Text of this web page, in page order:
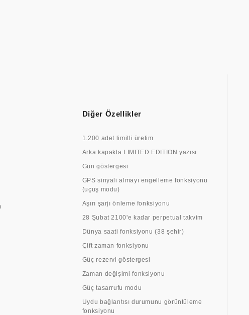
Diğer Özellikler
1.200 adet limitli üretim
Arka kapakta LIMITED EDITION yazısı
Gün göstergesi
GPS sinyali almayı engelleme fonksiyonu
(uçuş modu)
Aşırı şarjı önleme fonksiyonu
28 Şubat 2100'e kadar perpetual takvim
Dünya saati fonksiyonu (38 şehir)
Çift zaman fonksiyonu
Güç rezervi göstergesi
Zaman değişimi fonksiyonu
Güç tasarrufu modu
Uydu bağlantısı durumunu görüntüleme
fonksiyonu